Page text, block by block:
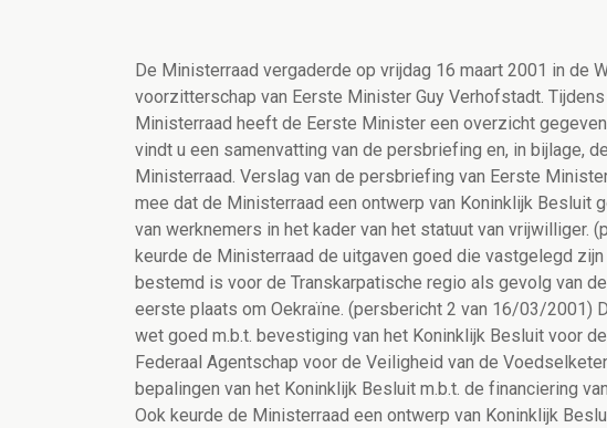
De Ministerraad vergaderde op vrijdag 16 maart 2001 in de
voorzitterschap van Eerste Minister Guy Verhofstadt.
Ministerraad heeft de Eerste Minister een overzicht
vindt u een samenvatting van de persbriefing en, in bijlage,
Ministerraad. Verslag van de persbriefing van Eerste
mee dat de Ministerraad een ontwerp van Koninklijk Besluit
van werknemers in het kader van het statuut van vrijwilliger.
keurde de Ministerraad de uitgaven goed die vastgelegd
bestemd is voor de Transkarpatische regio als gevolg van
eerste plaats om Oekraïne. (persbericht 2 van 16/03/2001)
wet goed m.b.t. bevestiging van het Koninklijk Besluit voor
Federaal Agentschap voor de Veiligheid van de
bepalingen van het Koninklijk Besluit m.b.t. de financiering
Ook keurde de Ministerraad een ontwerp van Koninklijk